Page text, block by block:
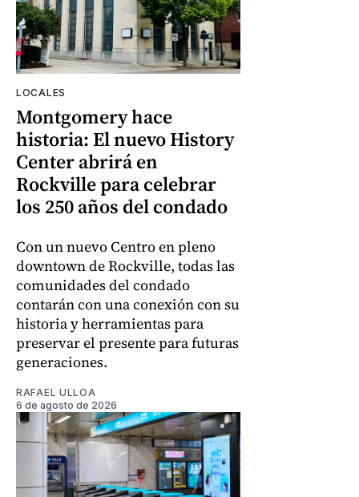
LOCALES
Montgomery hace
historia: El nuevo History
Center abrirá en
Rockville para celebrar
los 250 años del condado
Con un nuevo Centro en pleno
downtown de Rockville, todas las
comunidades del condado
contarán con una conexión con su
historia y herramientas para
preservar el presente para futuras
generaciones.
RAFAEL ULLOA
6 de agosto de 2026